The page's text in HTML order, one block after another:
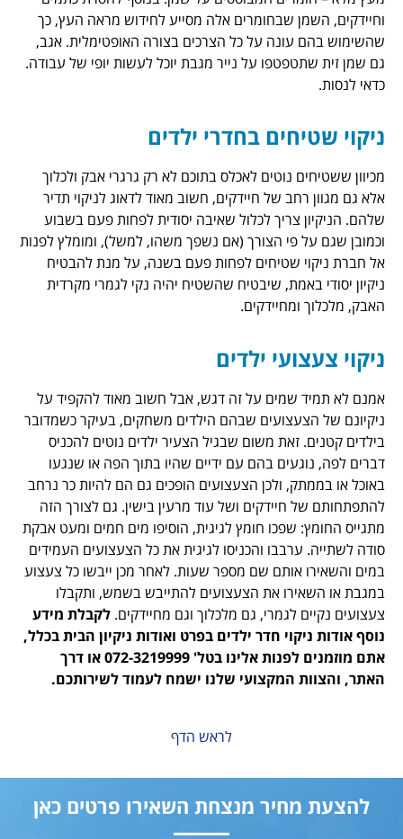
שבחומרים אלה מסייע לחידוש מראה העץ, כך
על כל הצרכים בצורה האופטימלית. אגב,
על נייר מגבת יוכל לעשות יופי של עבודה.
בחדרי ילדים
נוטים לאכלס בתוכם לא רק גרגרי אבק ולכלוך
של חיידקים, חשוב מאוד לדאוג לניקוי תדיר
לכלול שאיבה יסודית לפחות פעם בשבוע
פי הצורך (אם נשפך משהו, למשל), ומומלץ לפנות
שטיחים לפחות פעם בשנה, על מנת להבטיח
שיבטיח שהשטיח יהיה נקי לגמרי מקרדית
ילדים
על זה דגש, אבל חשוב מאוד להקפיד על
שבהם הילדים משחקים, בעיקר כשמדובר
משום שבגיל הצעיר ילדים נוטים להכניס
בהם עם ידיים שהיו בתוך הפה או שנגעו
ולכן הצעצועים הופכים גם הם להיות כר נרחב
ושל עוד מרעין בישין. גם לצורך הזה
חומץ לגיגית, הוסיפו מים חמים ומעט אבקת
והכניסו לגיגית את כל הצעצועים העמידים
שם מספר שעות. לאחר מכן ייבשו כל צעצוע
את הצעצועים להתייבש בשמש, ותקבלו
גם מלכלוך וגם מחיידקים.לקבלת מידע
חדר ילדים בפרט ואודות ניקיון הבית בכלל,
אתם מוזמנים לפנות אלינו בטל' 072-3219999 או דרך
המקצועי שלנו ישמח לעמוד לשירותכם.
מנצחת השאירו פרטים כאן